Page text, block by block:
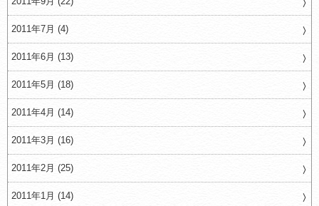
2011年7月 (4)
2011年6月 (13)
2011年5月 (18)
2011年4月 (14)
2011年3月 (16)
2011年2月 (25)
2011年1月 (14)